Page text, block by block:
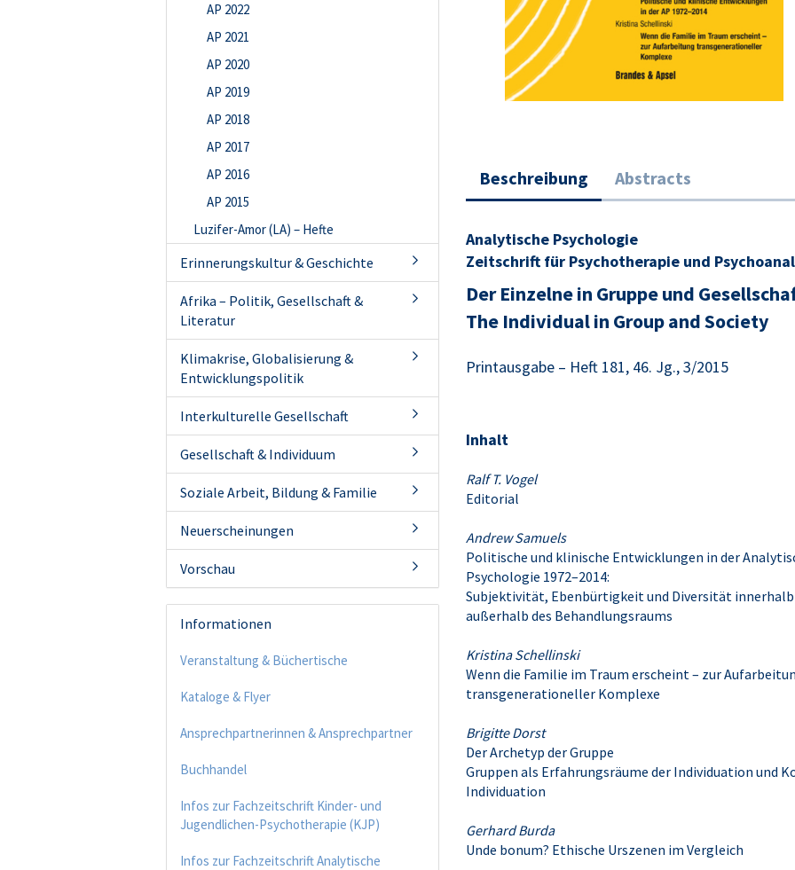
Beschreibung Abstracts
Analytische Psychologie
Zeitschrift für Psychotherapie und
Der Einzelne in Gruppe und
The Individual in Group and Society
Printausgabe – Heft 181, 46. Jg., 3/2015
Inhalt
Ralf T. Vogel
Editorial
Andrew Samuels
Politische und klinische Entwicklungen in der
Psychologie 1972–2014:
Subjektivität, Ebenbürtigkeit und Diversität innerhalb
außerhalb des Behandlungsraums
Kristina Schellinski
Wenn die Familie im Traum erscheint – zur
transgenerationeller Komplexe
Brigitte Dorst
Der Archetyp der Gruppe
Gruppen als Erfahrungsräume der Individuation und
Individuation
Gerhard Burda
Unde bonum? Ethische Urszenen im Vergleich
AP 2022
AP 2021
AP 2020
AP 2019
AP 2018
AP 2017
AP 2016
AP 2015
Luzifer-Amor (LA) – Hefte
Erinnerungskultur & Geschichte
Afrika – Politik, Gesellschaft &
Literatur
Klimakrise, Globalisierung &
Entwicklungspolitik
Interkulturelle Gesellschaft
Gesellschaft & Individuum
Soziale Arbeit, Bildung & Familie
Neuerscheinungen
Vorschau
Informationen
Veranstaltung & Büchertische
Kataloge & Flyer
Ansprechpartnerinnen & Ansprechpartner
Buchhandel
Infos zur Fachzeitschrift Kinder- und
Jugendlichen-Psychotherapie (KJP)
Infos zur Fachzeitschrift Analytische